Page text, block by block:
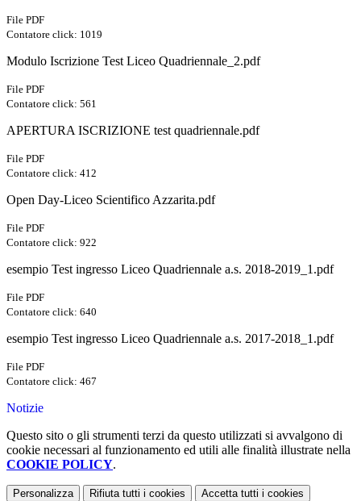
File PDF
Contatore click: 1019
Modulo Iscrizione Test Liceo Quadriennale_2.pdf
File PDF
Contatore click: 561
APERTURA ISCRIZIONE test quadriennale.pdf
File PDF
Contatore click: 412
Open Day-Liceo Scientifico Azzarita.pdf
File PDF
Contatore click: 922
esempio Test ingresso Liceo Quadriennale a.s. 2018-2019_1.pdf
File PDF
Contatore click: 640
esempio Test ingresso Liceo Quadriennale a.s. 2017-2018_1.pdf
File PDF
Contatore click: 467
Notizie
Questo sito o gli strumenti terzi da questo utilizzati si avvalgono di
cookie necessari al funzionamento ed utili alle finalità illustrate nella
COOKIE POLICY.
Personalizza Rifiuta tutti i cookies Accetta tutti i cookies